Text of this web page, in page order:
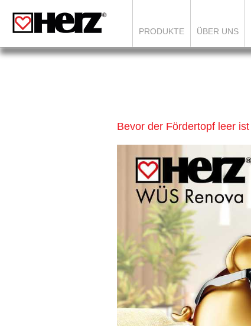
PRODUKTE ÜBER UNS
Bevor der Fördertopf leer ist